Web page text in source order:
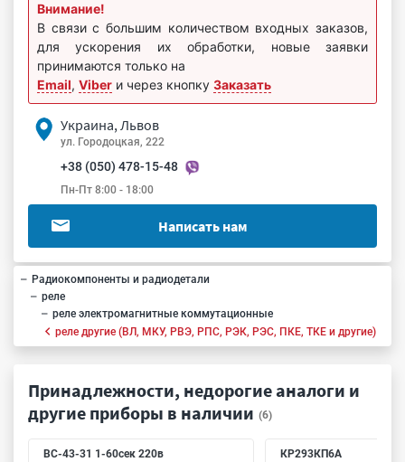
Внимание!
В связи с большим количеством входных заказов,
для ускорения их обработки, новые заявки
принимаются только на
Email, Viber и через кнопку Заказать
Украина, Львов
ул. Городоцкая, 222
+38 (050) 478-15-48
Пн-Пт 8:00 - 18:00
Написать нам
Радиокомпоненты и радиодетали
реле
реле электромагнитные коммутационные
реле другие (ВЛ, МКУ, РВЭ, РПС, РЭК, РЭС, ПКЕ, ТКЕ и другие)
Принадлежности, недорогие аналоги и
другие приборы в наличии (6)
ВС-43-31 1-60сек 220в КР293КП6А